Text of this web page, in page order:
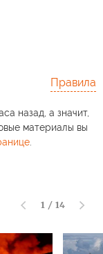
Правила
назад, а значит,
материалы вы
.
1 / 14